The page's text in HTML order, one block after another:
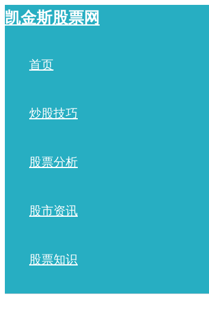
跳
至
凯金斯股票网
首页
炒股技巧
股票分析
股市资讯
股票知识